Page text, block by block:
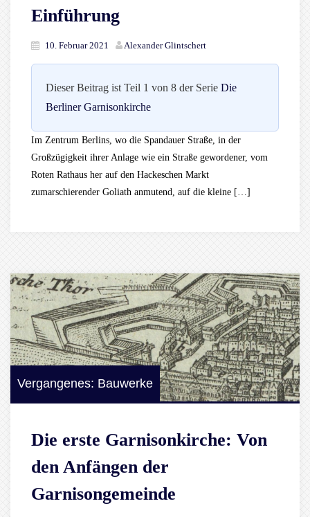
Einführung
10. Februar 2021 Alexander Glintschert
Dieser Beitrag ist Teil 1 von 8 der Serie Die
Berliner Garnisonkirche
Im Zentrum Berlins, wo die Spandauer Straße, in der
Großzügigkeit ihrer Anlage wie ein Straße gewordener, vom
Roten Rathaus her auf den Hackeschen Markt
zumarschierender Goliath anmutend, auf die kleine […]
Vergangenes: Bauwerke
Die erste Garnisonkirche: Von
den Anfängen der
Garnisongemeinde